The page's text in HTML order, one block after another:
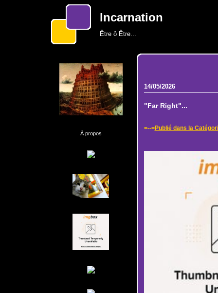
Incarnation
Être ô Être...
À propos
14/05/2026
"Far Right"...
=--=Publié dans la